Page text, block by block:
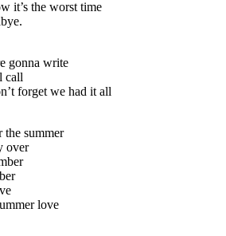
it’s the worst time
gonna write
call
forget we had it all
the summer
over
love